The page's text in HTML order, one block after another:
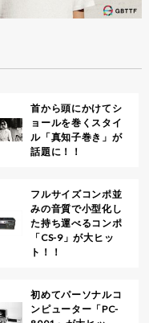
首から頭にかけてシ
ョールを巻くスタイ
ル「真知子巻き」が
話題に！！
フルサイズコンポ並
みの音質で小型化し
た持ち運べるコンポ
「CS-9」が大ヒッ
ト！！
初めてパーソナルコ
ンピューター「PC-